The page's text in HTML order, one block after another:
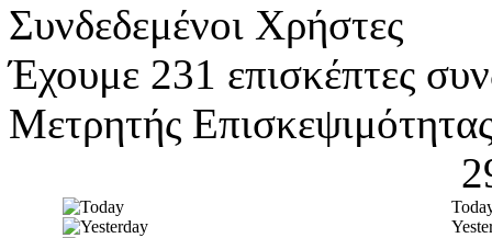
Συνδεδεμένοι Χρήστες
Έχουμε 231 επισκέπτες
Μετρητής